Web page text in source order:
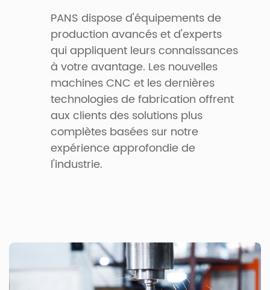
PANS dispose d'équipements de
production avancés et d'experts
qui appliquent leurs connaissances
à votre avantage. Les nouvelles
machines CNC et les dernières
technologies de fabrication offrent
aux clients des solutions plus
complètes basées sur notre
expérience approfondie de
l'industrie.